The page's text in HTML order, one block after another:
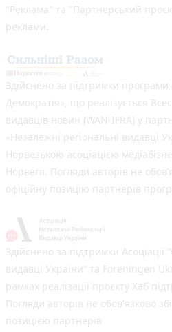
"Реклама" та "Партнерський
реклами.
Здійснено за підтримки
Демократія», що реалізується
видавців новин (WAN-IFRA) у
«Незалежні регіональні видавці
Норвезькою асоціацією
Норвегії. Погляди авторів не
офіційну позицію партнерів
Здійснено за підтримки Асоціації
видавці України” та Foreningen
рамках реалізації проєкту Хаб
Погляди авторів не обов'язково
позицією партнерів